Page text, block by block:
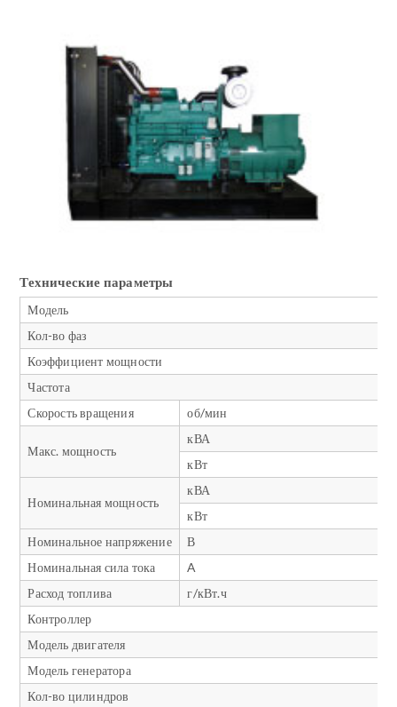
Технические параметры
Модель
Кол-во фаз
Коэффициент мощности
Частота
Скорость вращения
об/мин
Макс. мощность
кВА
кВт
Номинальная мощность
кВА
кВт
Номинальное напряжение
В
Номинальная сила тока
A
Расход топлива
г/кВт.ч
Контроллер
Модель двигателя
Модель генератора
Кол-во цилиндров